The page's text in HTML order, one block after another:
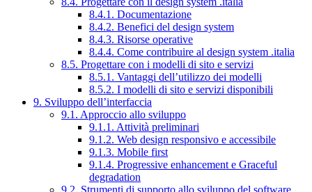
8.4.1. Documentazione
8.4.2. Benefici del design system
8.4.3. Risorse operative
8.4.4. Come contribuire al design system .italia
8.5. Progettare con i modelli di sito e servizi
8.5.1. Vantaggi dell’utilizzo dei modelli
8.5.2. I modelli di sito e servizi disponibili
9. Sviluppo dell’interfaccia
9.1. Approccio allo sviluppo
9.1.1. Attività preliminari
9.1.2. Web design responsivo e accessibile
9.1.3. Mobile first
9.1.4. Progressive enhancement e Graceful
degradation
9.2. Strumenti di supporto allo sviluppo del software